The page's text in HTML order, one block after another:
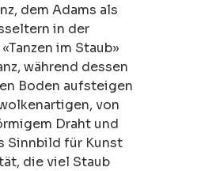
dem Adams als
in der
im Staub»
während dessen
Boden aufsteigen
von
Draht und
Sinnbild für Kunst
die viel Staub